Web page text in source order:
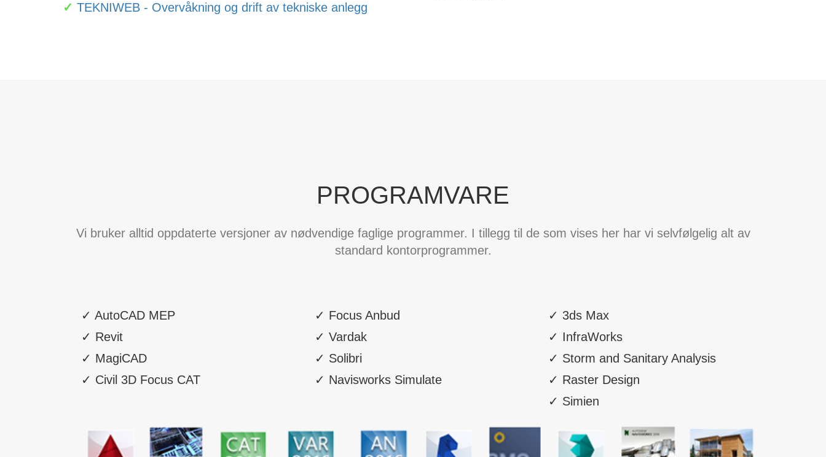
✓ TEKNIWEB - Overvåkning og drift av tekniske anlegg
PROGRAMVARE
Vi bruker alltid oppdaterte versjoner av nødvendige faglige programmer. I tillegg til de som vises her har vi selvfølgelig alt av
standard kontorprogrammer.
✓ AutoCAD MEP
✓ Revit
✓ MagiCAD
✓ Civil 3D Focus CAT
✓ Focus Anbud
✓ Vardak
✓ Solibri
✓ Navisworks Simulate
✓ 3ds Max
✓ InfraWorks
✓ Storm and Sanitary Analysis
✓ Raster Design
✓ Simien